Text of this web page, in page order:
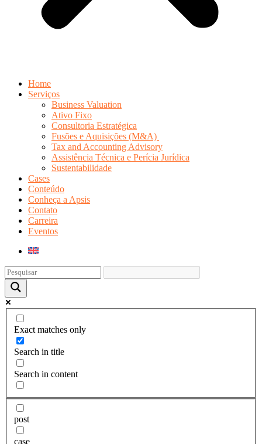
Home
Serviços
Business Valuation
Ativo Fixo
Consultoria Estratégica
Fusões e Aquisições (M&A)
Tax and Accounting Advisory
Assistência Técnica e Perícia Jurídica
Sustentabilidade
Cases
Conteúdo
Conheça a Apsis
Contato
Carreira
Eventos
Exact matches only
Search in title
Search in content
post
case